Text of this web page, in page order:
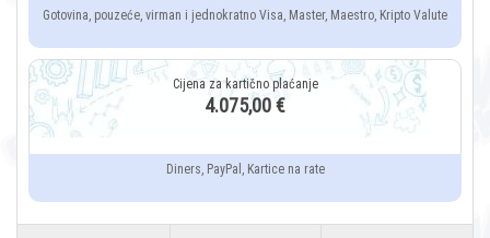
Gotovina, pouzeće, virman i jednokratno Visa, Master, Maestro, Kripto Valute
4.075,00 €
Diners, PayPal, Kartice na rate